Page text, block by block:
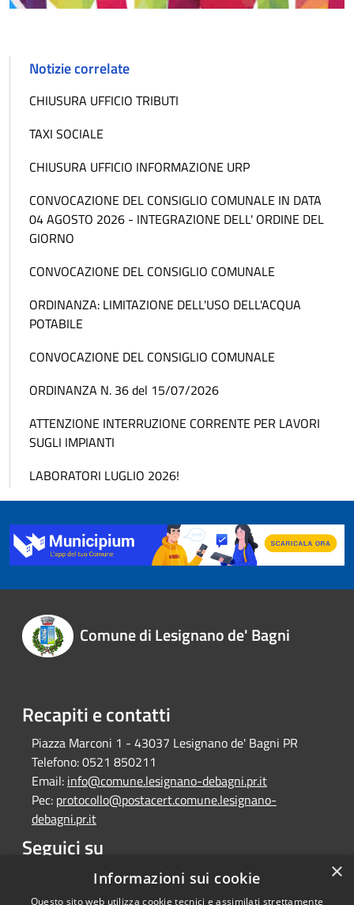
Notizie correlate
CHIUSURA UFFICIO TRIBUTI
TAXI SOCIALE
CHIUSURA UFFICIO INFORMAZIONE URP
CONVOCAZIONE DEL CONSIGLIO COMUNALE IN DATA
04 AGOSTO 2026 - INTEGRAZIONE DELL' ORDINE DEL
GIORNO
CONVOCAZIONE DEL CONSIGLIO COMUNALE
ORDINANZA: LIMITAZIONE DELL'USO DELL'ACQUA
POTABILE
CONVOCAZIONE DEL CONSIGLIO COMUNALE
ORDINANZA N. 36 del 15/07/2026
ATTENZIONE INTERRUZIONE CORRENTE PER LAVORI
SUGLI IMPIANTI
LABORATORI LUGLIO 2026!
Comune di Lesignano de' Bagni
Recapiti e contatti
Piazza Marconi 1 - 43037 Lesignano de' Bagni PR
Telefono:0521 850211
Email: info@comune.lesignano-debagni.pr.it
Pec: protocollo@postacert.comune.lesignano-
debagni.pr.it
Seguici su
Facebook ×
Informazioni sui cookie
Questo sito web utilizza cookie tecnici e assimilati strettamente